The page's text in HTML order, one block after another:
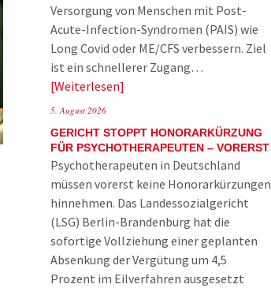
Versorgung von Menschen mit Post-
Acute-Infection-Syndromen (PAIS) wie
Long Covid oder ME/CFS verbessern. Ziel
ist ein schnellerer Zugang…
Weiterlesen
5. August 2026
GERICHT STOPPT HONORARKÜRZUNG
FÜR PSYCHOTHERAPEUTEN – VORERST
Psychotherapeuten in Deutschland
müssen vorerst keine Honorarkürzungen
hinnehmen. Das Landessozialgericht
(LSG) Berlin-Brandenburg hat die
sofortige Vollziehung einer geplanten
Absenkung der Vergütung um 4,5
Prozent im Eilverfahren ausgesetzt